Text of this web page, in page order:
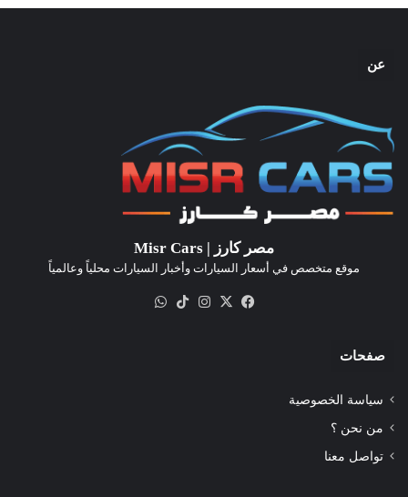
عن
مصر كارز | Misr Cars
موقع متخصص في أسعار السيارات وأخبار السيارات محلياً وعالمياً
فيسبوك
‫X انستقرام‫TikTok
صفحات
سياسة الخصوصية
من نحن ؟
تواصل معنا